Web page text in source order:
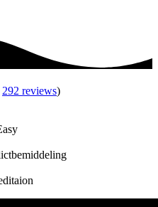
292 reviews)